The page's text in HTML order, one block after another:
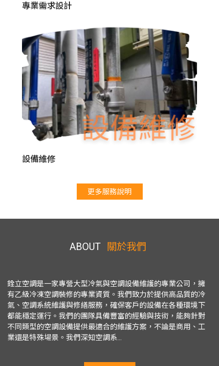
專業需求設計
設備維修
更多服務說明
ABOUT 關於我們
銓立空調是一家專營大型冷氣與空調設備維護的專業公司，擁
有乙級冷凍空調裝修的專業資質。我們致力於提供高品質的冷
氣、空調系統維護與修繕服務，確保客戶的設備在各種環境下
都能穩定運行。我們的團隊具備豐富的經驗與技術，能夠針對
不同類型的空調設備提供最適合的維護方案，不論是商用、工
業還是特殊場景。我們深知空調系...